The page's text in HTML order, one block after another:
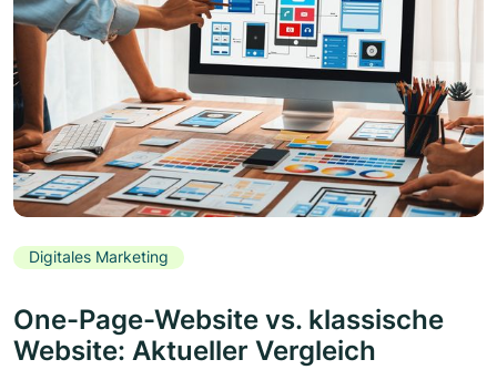
Digitales Marketing
One-Page-Website vs. klassische
Website: Aktueller Vergleich